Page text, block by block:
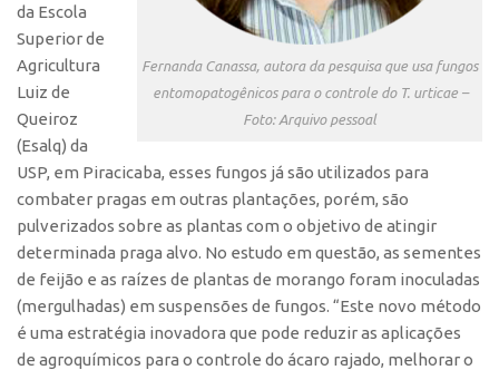
Propriedade Intelectual
Patentes
Softwares
Cultivares
Desenho Industrial
Buscar Anterioridade
Como solicitar
Portal do Inventor
Fernanda Canassa, autora da pesquisa que usa fungos
entomopatogênicos para o controle do T. urticae –
Foto: Arquivo pessoal
da Escola
Superior de
Agricultura
Luiz de
Queiroz
(Esalq) da
USP, em Piracicaba, esses fungos já são utilizados para
combater pragas em outras plantações, porém, são
pulverizados sobre as plantas com o objetivo de atingir
determinada praga alvo. No estudo em questão, as sementes
de feijão e as raízes de plantas de morango foram inoculadas
(mergulhadas) em suspensões de fungos. “Este novo método
é uma estratégia inovadora que pode reduzir as aplicações
de agroquímicos para o controle do ácaro rajado, melhorar o